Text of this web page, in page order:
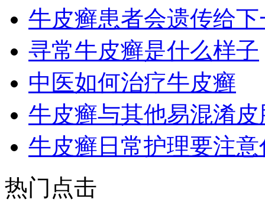
牛皮癣患者会遗传给
寻常牛皮癣是什么样子
中医如何治疗牛皮癣
牛皮癣与其他易混淆
牛皮癣日常护理要注意
热门点击